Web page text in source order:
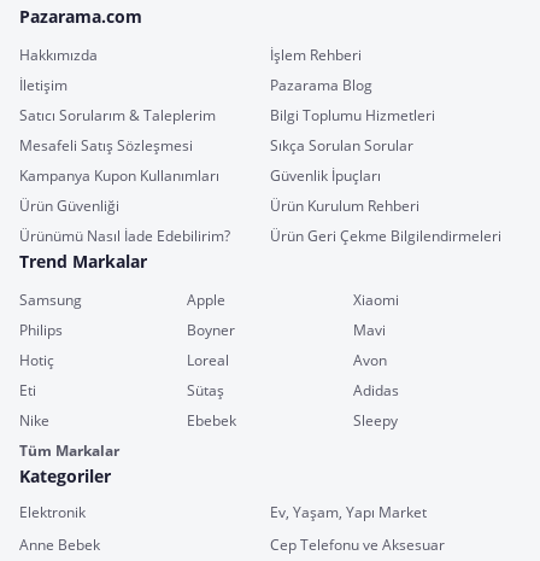
Pazarama.com
Hakkımızda
İşlem Rehberi
İletişim
Pazarama Blog
Satıcı Sorularım & Taleplerim
Bilgi Toplumu Hizmetleri
Mesafeli Satış Sözleşmesi
Sıkça Sorulan Sorular
Kampanya Kupon Kullanımları
Güvenlik İpuçları
Ürün Güvenliği
Ürün Kurulum Rehberi
Ürünümü Nasıl İade Edebilirim?
Ürün Geri Çekme Bilgilendirmeleri
Trend Markalar
Samsung Apple
Xiaomi
Philips
Boyner
Mavi
Hotiç
Loreal
Avon
Eti
Sütaş
Adidas
Nike
Ebebek
Sleepy
Tüm Markalar
Kategoriler
Elektronik
Ev, Yaşam, Yapı Market
Anne Bebek
Cep Telefonu ve Aksesuar